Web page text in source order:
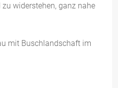
widerstehen, ganz nahe